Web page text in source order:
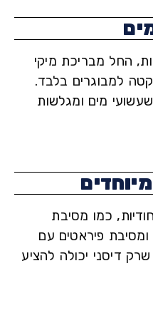
מבריכת מיקי
בלבד.
מים ומגלשות
כמו מסיבת
פיראטים עם
יכולה להציע